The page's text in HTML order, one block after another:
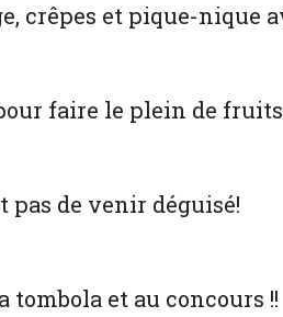
crêpes et pique-nique
faire le plein de
pas de venir déguisé!
tombola et au concours !!